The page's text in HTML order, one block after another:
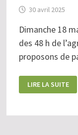
30 avril 2025
Dimanche 18
des 48 h de
proposons de
18
MAI
FERME
LIRE LA SUITE